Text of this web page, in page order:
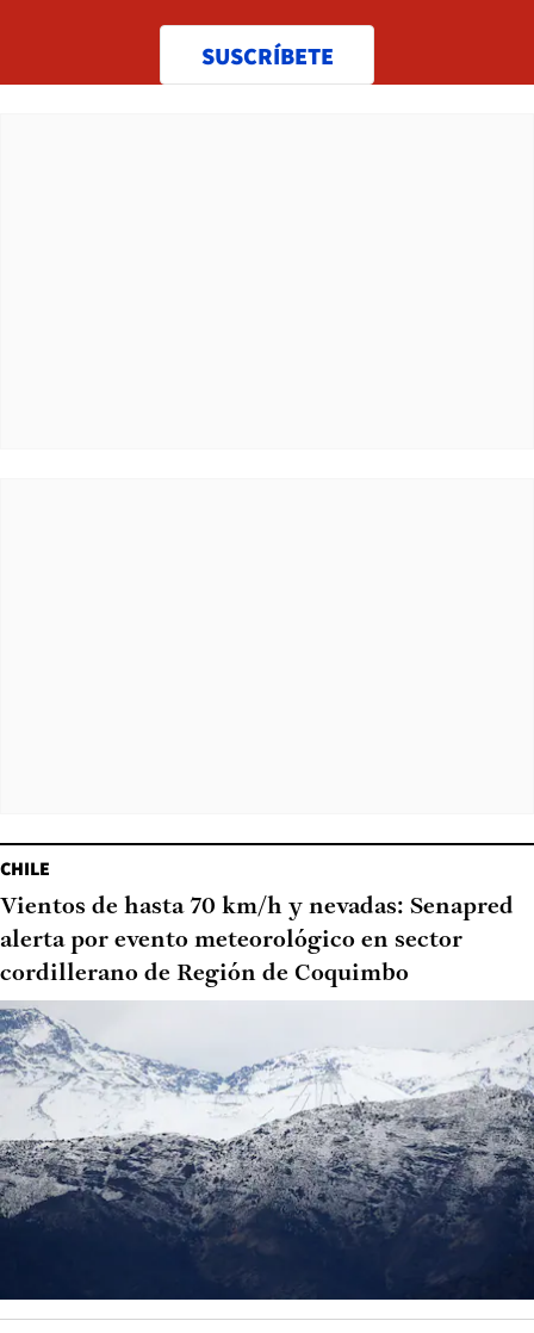
SUSCRÍBETE
CHILE
Vientos de hasta 70 km/h y nevadas: Senapred
alerta por evento meteorológico en sector
cordillerano de Región de Coquimbo